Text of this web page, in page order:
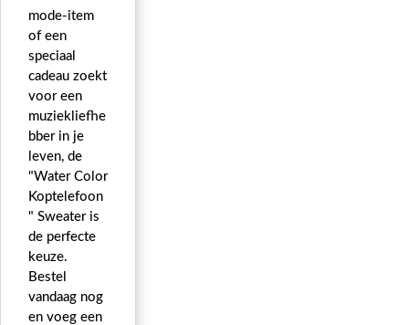
mode-item
of een
speciaal
cadeau zoekt
voor een
muziekliefhe
bber in je
leven, de
"Water Color
Koptelefoon
" Sweater is
de perfecte
keuze.
Bestel
vandaag nog
en voeg een